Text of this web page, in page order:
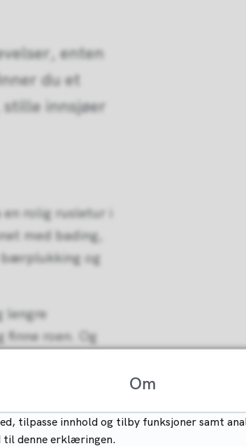
enten
du et
innsjøer
rolig rusletur i
med bading,
bærplukking og
lengre
roen. Og
I Indre
Om
tilpasse innhold og tilby funksjoner samt
til denne erklæringen.